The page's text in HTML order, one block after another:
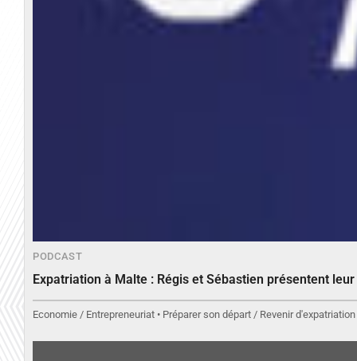
PODCAST
Expatriation à Malte : Régis et Sébastien présentent
Economie / Entrepreneuriat • Préparer son départ / Revenir d'expatriation